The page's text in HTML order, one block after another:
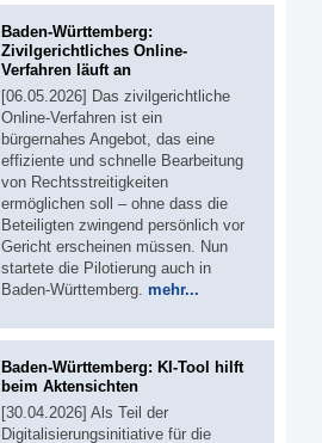
Baden-Württemberg:
Zivilgerichtliches Online-
Verfahren läuft an
[06.05.2026] Das zivilgerichtliche
Online-Verfahren ist ein
bürgernahes Angebot, das eine
effiziente und schnelle Bearbeitung
von Rechtsstreitigkeiten
ermöglichen soll – ohne dass die
Beteiligten zwingend persönlich vor
Gericht erscheinen müssen. Nun
startete die Pilotierung auch in
Baden-Württemberg. mehr...
Baden-Württemberg: KI-Tool hilft
beim Aktensichten
[30.04.2026] Als Teil der
Digitalisierungsinitiative für die